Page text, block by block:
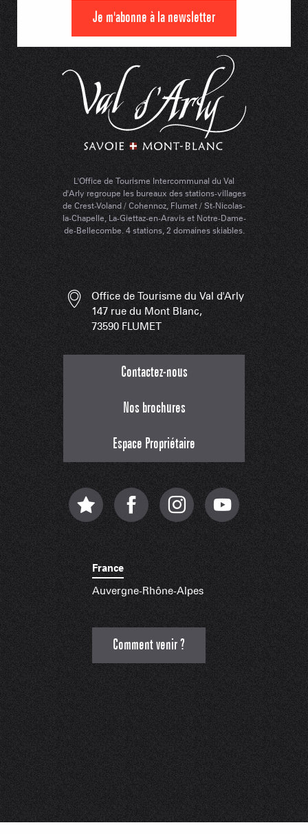
L'Office de Tourisme Intercommunal du Val
d'Arly regroupe les bureaux des stations-villages
de Crest-Voland / Cohennoz, Flumet / St-Nicolas-
la-Chapelle, La-Giettaz-en-Aravis et Notre-Dame-
de-Bellecombe. 4 stations, 2 domaines skiables.
Je m'abonne à la newsletter
Office de Tourisme du Val d'Arly
147 rue du Mont Blanc,
73590 FLUMET
Contactez-nous
Nos brochures
Espace Propriétaire
France
Auvergne-Rhône-Alpes
Comment venir ?